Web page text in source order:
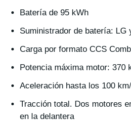
Batería de 95 kWh
Suministrador de batería: LG
Carga por formato CCS
Potencia máxima motor: 370
Aceleración hasta los 100
Tracción total. Dos motores
en la delantera